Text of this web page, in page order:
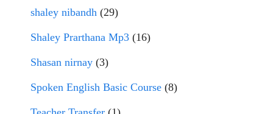
shaley nibandh (29)
Shaley Prarthana Mp3 (16)
Shasan nirnay (3)
Spoken English Basic Course (8)